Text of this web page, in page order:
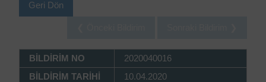
Geri Dön
BİLDİRİM NO
2020040016
BİLDİRİM TARİHİ
10.04.2020